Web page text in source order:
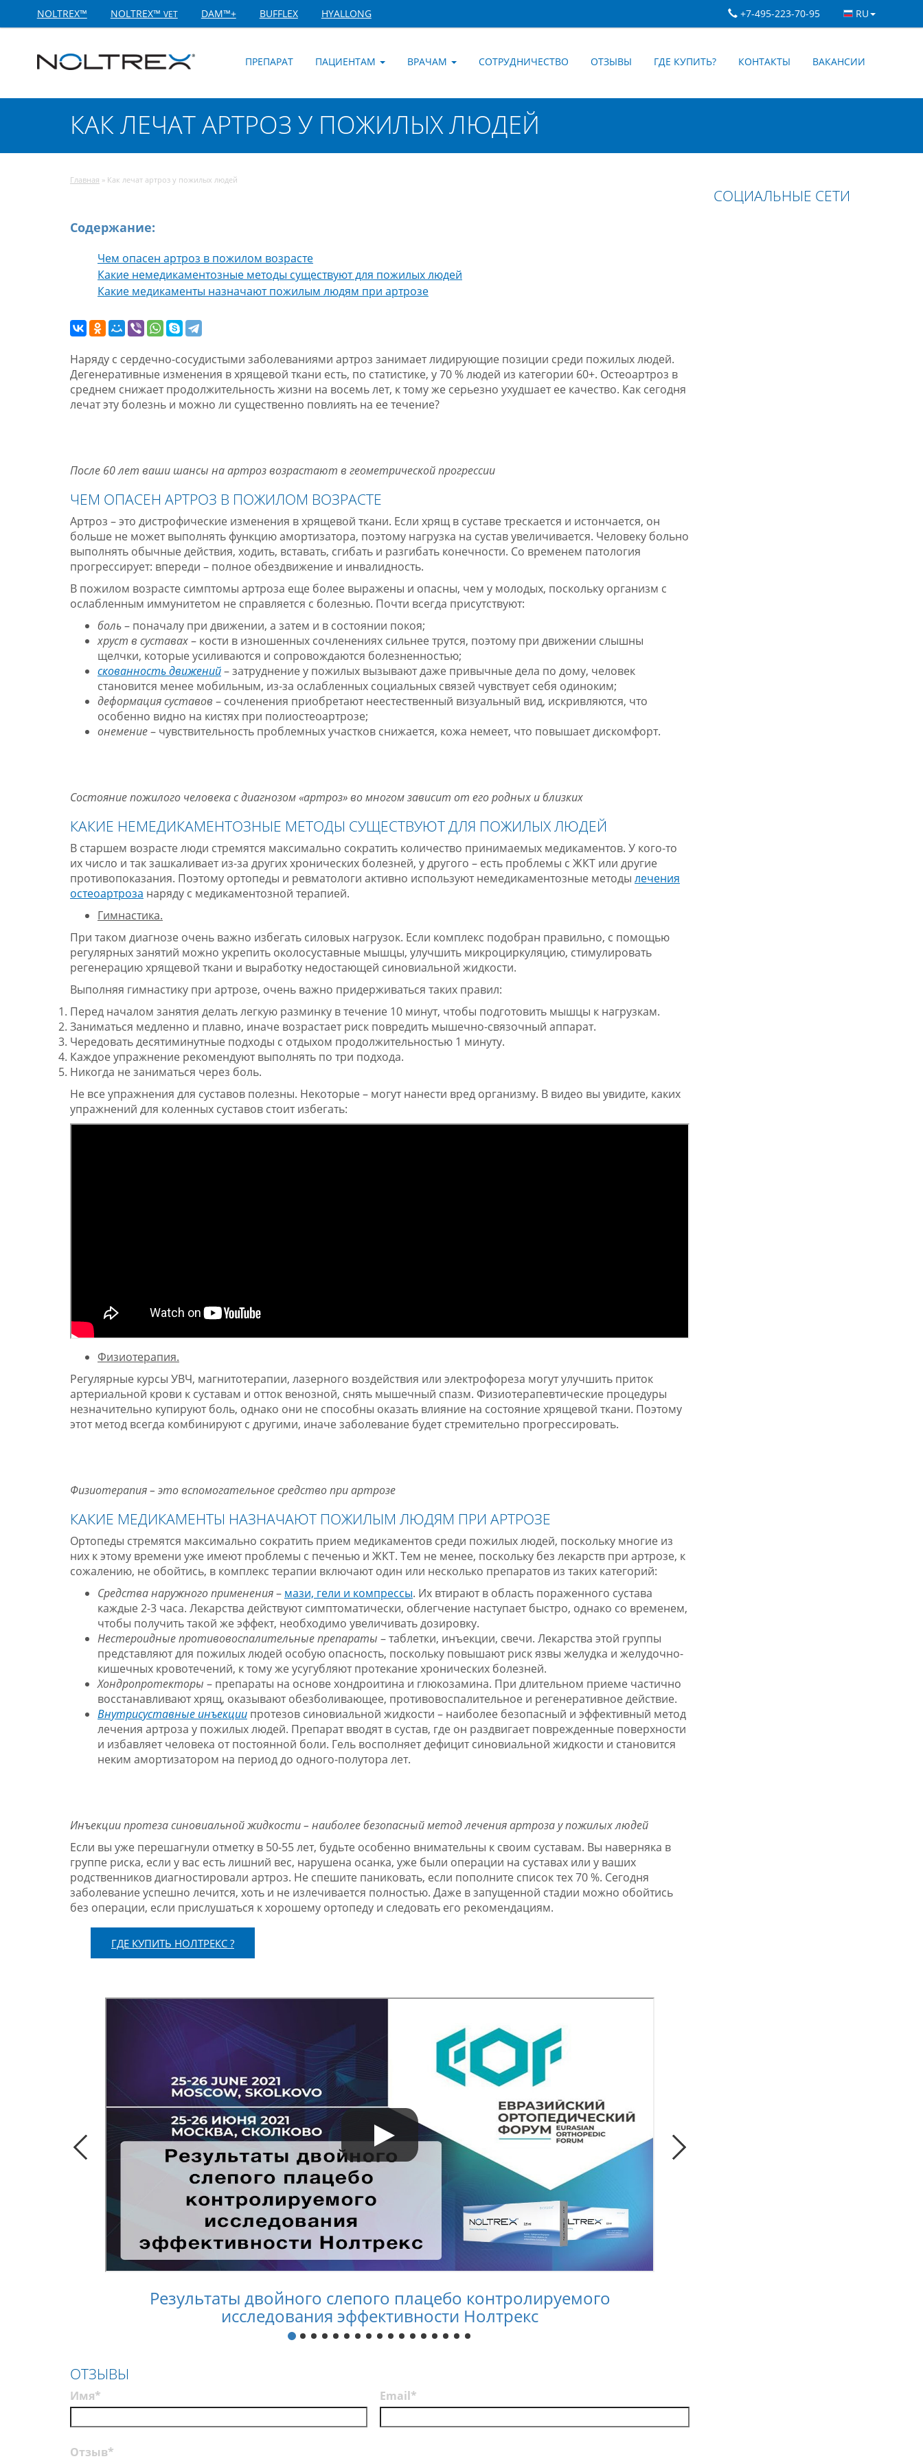
NOLTREX™ NOLTREX™ VET DAM™+ BUFFLEX HYALLONG +7-495-223-70-95 RU
ПРЕПАРАТ ПАЦИЕНТАМ ВРАЧАМ СОТРУДНИЧЕСТВО ОТЗЫВЫ ГДЕ КУПИТЬ? КОНТАКТЫ ВАКАНСИИ
КАК ЛЕЧАТ АРТРОЗ У ПОЖИЛЫХ ЛЮДЕЙ
Главная » Как лечат артроз у пожилых людей
Содержание:
Чем опасен артроз в пожилом возрасте
Какие немедикаментозные методы существуют для пожилых людей
Какие медикаменты назначают пожилым людям при артрозе
Наряду с сердечно-сосудистыми заболеваниями артроз занимает лидирующие позиции среди пожилых людей.
Дегенеративные изменения в хрящевой ткани есть, по статистике, у 70 % людей из категории 60+. Остеоартроз в
среднем снижает продолжительность жизни на восемь лет, к тому же серьезно ухудшает ее качество. Как сегодня
лечат эту болезнь и можно ли существенно повлиять на ее течение?
После 60 лет ваши шансы на артроз возрастают в геометрической прогрессии
ЧЕМ ОПАСЕН АРТРОЗ В ПОЖИЛОМ ВОЗРАСТЕ
Артроз – это дистрофические изменения в хрящевой ткани. Если хрящ в суставе трескается и истончается, он
больше не может выполнять функцию амортизатора, поэтому нагрузка на сустав увеличивается. Человеку больно
выполнять обычные действия, ходить, вставать, сгибать и разгибать конечности. Со временем патология
прогрессирует: впереди – полное обездвижение и инвалидность.
В пожилом возрасте симптомы артроза еще более выражены и опасны, чем у молодых, поскольку организм с
ослабленным иммунитетом не справляется с болезнью. Почти всегда присутствуют:
боль– поначалу при движении, а затем и в состоянии покоя;
хруст в суставах– кости в изношенных сочленениях сильнее трутся, поэтому при движении слышны
щелчки, которые усиливаются и сопровождаются болезненностью;
скованность движений– затруднение у пожилых вызывают даже привычные дела по дому, человек
становится менее мобильным, из-за ослабленных социальных связей чувствует себя одиноким;
деформация суставов – сочленения приобретают неестественный визуальный вид, искривляются, что
особенно видно на кистях при полиостеоартрозе;
онемение– чувствительность проблемных участков снижается, кожа немеет, что повышает дискомфорт.
Состояние пожилого человека с диагнозом «артроз» во многом зависит от его родных и близких
КАКИЕ НЕМЕДИКАМЕНТОЗНЫЕ МЕТОДЫ СУЩЕСТВУЮТ ДЛЯ ПОЖИЛЫХ ЛЮДЕЙ
В старшем возрасте люди стремятся максимально сократить количество принимаемых медикаментов. У кого-то
их число и так зашкаливает из-за других хронических болезней, у другого – есть проблемы с ЖКТ или другие
противопоказания. Поэтому ортопеды и ревматологи активно используют немедикаментозные методы лечения
остеоартроза наряду с медикаментозной терапией.
Гимнастика.
При таком диагнозе очень важно избегать силовых нагрузок. Если комплекс подобран правильно, с помощью
регулярных занятий можно укрепить околосуставные мышцы, улучшить микроциркуляцию, стимулировать
регенерацию хрящевой ткани и выработку недостающей синовиальной жидкости.
Выполняя гимнастику при артрозе, очень важно придерживаться таких правил:
Перед началом занятия делать легкую разминку в течение 10 минут, чтобы подготовить мышцы к нагрузкам.
Заниматься медленно и плавно, иначе возрастает риск повредить мышечно-связочный аппарат.
Чередовать десятиминутные подходы с отдыхом продолжительностью 1 минуту.
Каждое упражнение рекомендуют выполнять по три подхода.
Никогда не заниматься через боль.
Не все упражнения для суставов полезны. Некоторые – могут нанести вред организму. В видео вы увидите, каких
упражнений для коленных суставов стоит избегать:
Физиотерапия.
Регулярные курсы УВЧ, магнитотерапии, лазерного воздействия или электрофореза могут улучшить приток
артериальной крови к суставам и отток венозной, снять мышечный спазм. Физиотерапевтические процедуры
незначительно купируют боль, однако они не способны оказать влияние на состояние хрящевой ткани. Поэтому
этот метод всегда комбинируют с другими, иначе заболевание будет стремительно прогрессировать.
Физиотерапия – это вспомогательное средство при артрозе
КАКИЕ МЕДИКАМЕНТЫ НАЗНАЧАЮТ ПОЖИЛЫМ ЛЮДЯМ ПРИ АРТРОЗЕ
Ортопеды стремятся максимально сократить прием медикаментов среди пожилых людей, поскольку многие из
них к этому времени уже имеют проблемы с печенью и ЖКТ. Тем не менее, поскольку без лекарств при артрозе, к
сожалению, не обойтись, в комплекс терапии включают один или несколько препаратов из таких категорий:
Средства наружного применения– мази, гели и компрессы. Их втирают в область пораженного сустава
каждые 2-3 часа. Лекарства действуют симптоматически, облегчение наступает быстро, однако со временем,
чтобы получить такой же эффект, необходимо увеличивать дозировку.
Нестероидные противовоспалительные препараты – таблетки, инъекции, свечи. Лекарства этой группы
представляют для пожилых людей особую опасность, поскольку повышают риск язвы желудка и желудочно-
кишечных кровотечений, к тому же усугубляют протекание хронических болезней.
Хондропротекторы – препараты на основе хондроитина и глюкозамина. При длительном приеме частично
восстанавливают хрящ, оказывают обезболивающее, противовоспалительное и регенеративное действие.
Внутрисуставные инъекции протезов синовиальной жидкости – наиболее безопасный и эффективный метод
лечения артроза у пожилых людей. Препарат вводят в сустав, где он раздвигает поврежденные поверхности
и избавляет человека от постоянной боли. Гель восполняет дефицит синовиальной жидкости и становится
неким амортизатором на период до одного-полутора лет.
Инъекции протеза синовиальной жидкости – наиболее безопасный метод лечения артроза у пожилых людей
Если вы уже перешагнули отметку в 50-55 лет, будьте особенно внимательны к своим суставам. Вы наверняка в
группе риска, если у вас есть лишний вес, нарушена осанка, уже были операции на суставах или у ваших
родственников диагностировали артроз. Не спешите паниковать, если пополните список тех 70 %. Сегодня
заболевание успешно лечится, хоть и не излечивается полностью. Даже в запущенной стадии можно обойтись
без операции, если прислушаться к хорошему ортопеду и следовать его рекомендациям.
ГДЕ КУПИТЬ НОЛТРЕКС ?
Результаты двойного слепого плацебо контролируемого
исследования эффективности Нолтрекс
ОТЗЫВЫ
Имя* Email*
Отзыв*
СОЦИАЛЬНЫЕ СЕТИ